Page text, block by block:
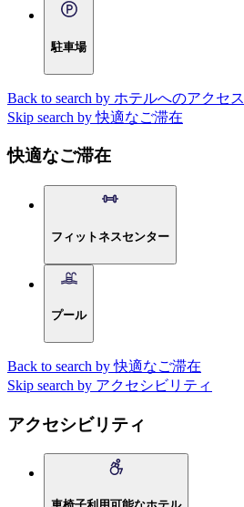
駐車場
Back to search by ホテルへのアクセス
Skip search by 快適なご滞在
快適なご滞在
フィットネスセンター
プール
Back to search by 快適なご滞在
Skip search by アクセシビリティ
アクセシビリティ